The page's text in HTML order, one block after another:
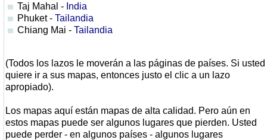
Taj Mahal - India
Phuket - Tailandia
Chiang Mai - Tailandia
(Todos los lazos le moverán a las páginas de países. Si usted
quiere ir a sus mapas, entonces justo el clic a un lazo
apropiado).
Los mapas aquí están mapas de alta calidad. Pero aún en
estos mapas puede ser algunos lugares que pierden. Usted
puede perder - en algunos países - algunos lugares